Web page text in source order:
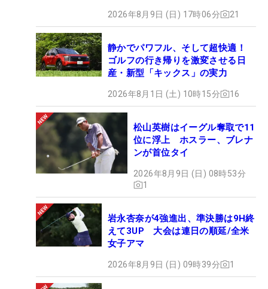
2026年8月9日 (日) 17時06分 21
静かでパワフル、そして超快適！
ゴルフの行き帰りを激変させる日
産・新型「キックス」の実力
2026年8月1日 (土) 10時15分 16
松山英樹はイーグル奪取で11
位に浮上 ホスラー、ブレナ
ンが首位タイ
2026年8月9日 (日) 08時53分
1
岩永杏奈が4強進出、準決勝は9H終
えて3UP 大会は連日の順延/全米
女子アマ
2026年8月9日 (日) 09時39分 1